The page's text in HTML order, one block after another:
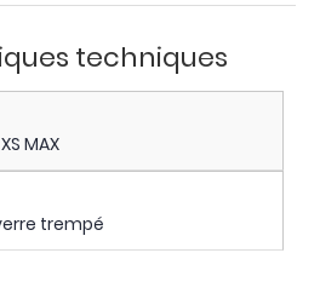
techniques
MAX
trempé